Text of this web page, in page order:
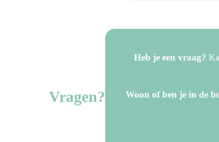
Vragen?
Heb je een vraag?
Woon of ben je in de